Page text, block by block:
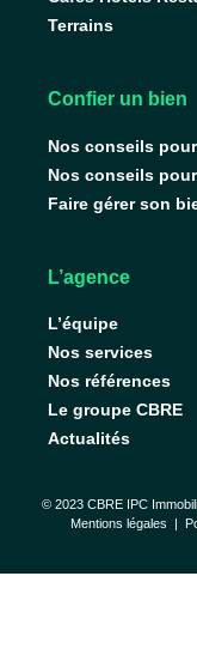
Terrains
Confier un bien
Nos conseils
Nos conseils
Faire gérer son
L’agence
L’équipe
Nos services
Nos références
Le groupe CBRE
Actualités
© 2023 CBRE IPC
Mentions légales |